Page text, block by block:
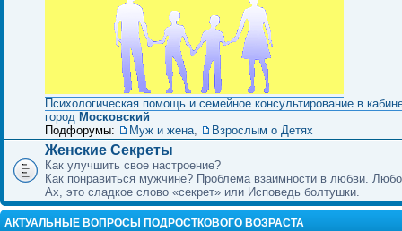
Психологическая помощь и семейное консультирование в
город Московский
Подфорумы:
Муж и жена, Взрослым о Детях
Женские Секреты
Как улучшить свое настроение?
Как понравиться мужчине? Проблема взаимности в любви.
Ах, это сладкое слово «секрет» или Исповедь болтушки.
АКТУАЛЬНЫЕ ВОПРОСЫ ПОДРОСТКОВОГО ВОЗРАСТА